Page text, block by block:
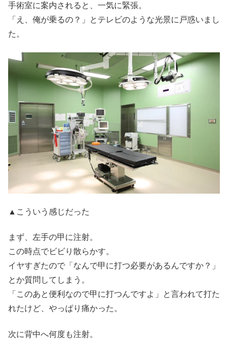
手術室に案内されると、一気に緊張。
「え、俺が乗るの？」とテレビのような光景に戸惑いまし
た。
▲こういう感じだった
まず、左手の甲に注射。
この時点でビビり散らかす。
イヤすぎたので「なんで甲に打つ必要があるんですか？」
とか質問してしまう。
「このあと便利なので甲に打つんですよ」と言われて打た
れたけど、やっぱり痛かった。
次に背中へ何度も注射。